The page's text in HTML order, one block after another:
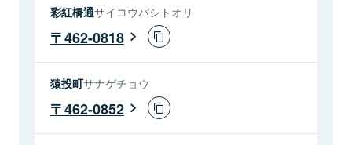
彩紅橋通サイコウバシトオリ
462-0818
猿投町サナゲチョウ
462-0852